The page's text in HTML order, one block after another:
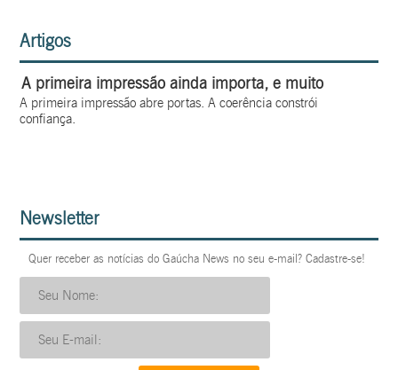
Artigos
A primeira impressão ainda importa, e muito
A primeira impressão abre portas. A coerência constrói
confiança.
Newsletter
Quer receber as notícias do Gaúcha News no seu e-mail? Cadastre-se!